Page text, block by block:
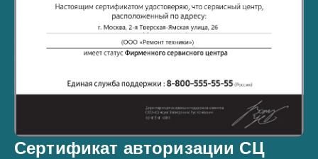
Сертификат авторизации СЦ